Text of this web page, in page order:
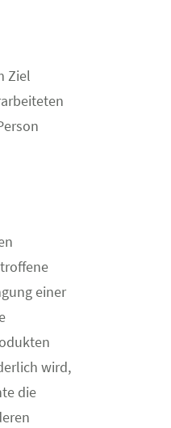
Ziel
einer
wird,
die